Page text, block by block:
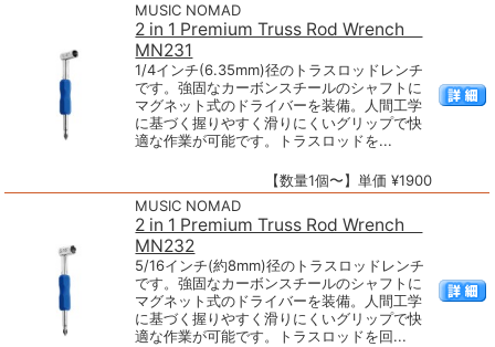
MUSIC NOMAD
2 in 1 Premium Truss Rod Wrench
MN231
1/4インチ(6.35mm)径のトラスロッドレンチ
です。強固なカーボンスチールのシャフトに
マグネット式のドライバーを装備。人間工学
に基づく握りやすく滑りにくいグリップで快
適な作業が可能です。トラスロッドを...
【数量1個〜】単価 ¥1900
MUSIC NOMAD
2 in 1 Premium Truss Rod Wrench
MN232
5/16インチ(約8mm)径のトラスロッドレンチ
です。強固なカーボンスチールのシャフトに
マグネット式のドライバーを装備。人間工学
に基づく握りやすく滑りにくいグリップで快
適な作業が可能です。トラスロッドを回...